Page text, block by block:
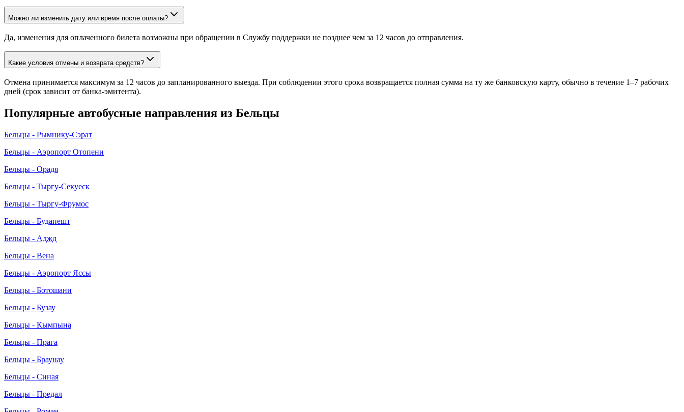
Можно ли изменить дату или время после оплаты?
Да, изменения для оплаченного билета возможны при обращении в Службу поддержки не позднее чем за 12 часов до отправления.
Какие условия отмены и возврата средств?
Отмена принимается максимум за 12 часов до запланированного выезда. При соблюдении этого срока возвращается полная сумма на ту же банковскую карту, обычно в течение 1–7 рабочих
дней (срок зависит от банка-эмитента).
Популярные автобусные направления из Бельцы
Бельцы - Рымнику-Сэрат
Бельцы - Аэропорт Отопени
Бельцы - Орадя
Бельцы - Тыргу-Секуеск
Бельцы - Тыргу-Фрумос
Бельцы - Будапешт
Бельцы - Аджд
Бельцы - Вена
Бельцы - Аэропорт Яссы
Бельцы - Ботошани
Бельцы - Бузау
Бельцы - Кымпына
Бельцы - Прага
Бельцы - Браунау
Бельцы - Синая
Бельцы - Предал